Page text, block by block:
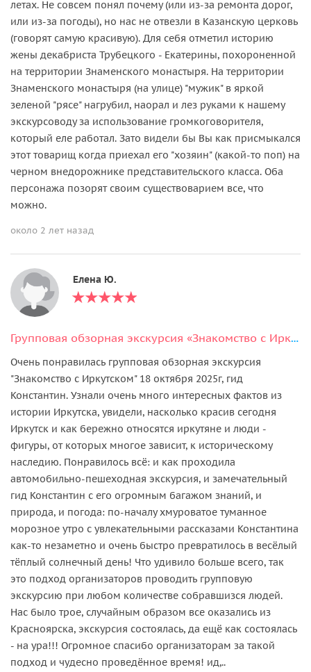
летах. Не совсем понял почему (или из-за ремонта дорог,
или из-за погоды), но нас не отвезли в Казанскую церковь
(говорят самую красивую). Для себя отметил историю
жены декабриста Трубецкого - Екатерины, похороненной
на территории Знаменского монастыря. На территории
Знаменского монастыря (на улице) "мужик" в яркой
зеленой "рясе" нагрубил, наорал и лез руками к нашему
экскурсоводу за использование громкоговорителя,
который еле работал. Зато видели бы Вы как присмыкался
этот товарищ когда приехал его "хозяин" (какой-то поп) на
черном внедорожнике представительского класса. Оба
персонажа позорят своим существоварием все, что
можно.
около 2 лет назад
Елена Ю.
Групповая обзорная экскурсия «Знакомство с Иркутском»
Очень понравилась групповая обзорная экскурсия
"Знакомство с Иркутском" 18 октября 2025г, гид
Константин. Узнали очень много интересных фактов из
истории Иркутска, увидели, насколько красив сегодня
Иркутск и как бережно относятся иркутяне и люди -
фигуры, от которых многое зависит, к историческому
наследию. Понравилось всё: и как проходила
автомобильно-пешеходная экскурсия, и замечательный
гид Константин с его огромным багажом знаний, и
природа, и погода: по-началу хмуроватое туманное
морозное утро с увлекательными рассказами Константина
как-то незаметно и очень быстро превратилось в весёлый
тёплый солнечный день! Что удивило больше всего, так
это подход организаторов проводить групповую
экскурсию при любом количестве собравшизся людей.
Нас было трое, случайным образом все оказались из
Красноярска, экскурсия состоялась, да ещё как состоялась
- на ура!!! Огромное спасибо организаторам за такой
подход и чудесно проведённое время! ид,..